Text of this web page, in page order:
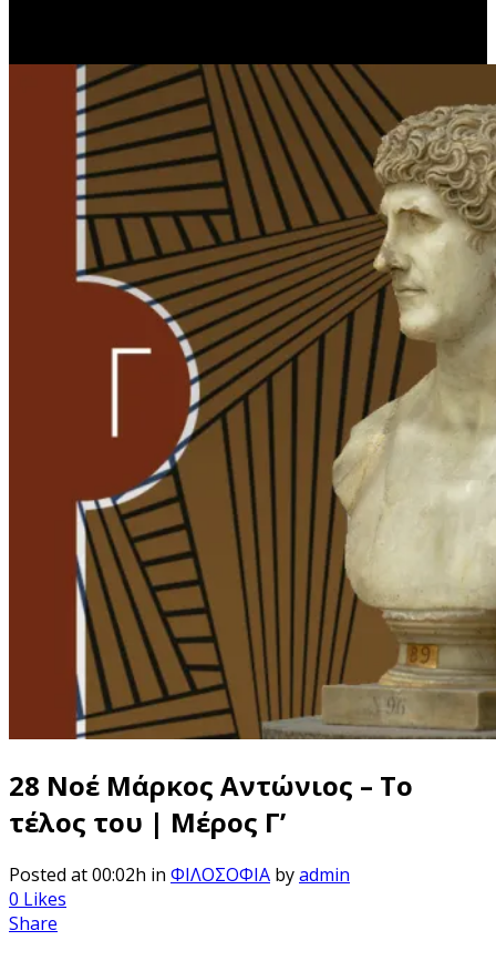
28 Νοέ Μάρκος Αντώνιος – Το
τέλος του | Μέρος Γ’
Posted at 00:02h in ΦΙΛΟΣΟΦΙΑ byadmin
0 Likes
Share